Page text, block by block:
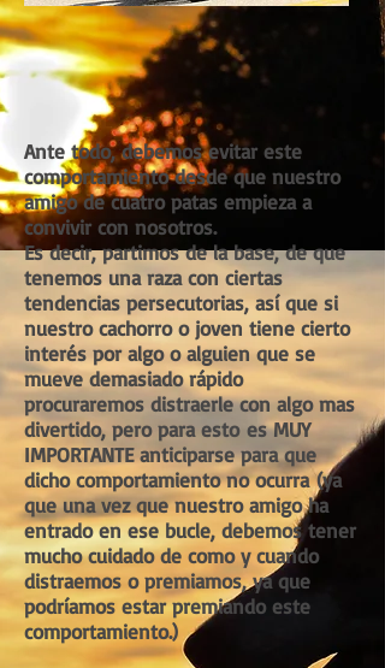
Ante todo, debemos evitar este
comportamiento desde que nuestro
amigo de cuatro patas empieza a
convivir con nosotros.
Es decir, partimos de la base, de que
tenemos una raza con ciertas
tendencias persecutorias, así que si
nuestro cachorro o joven tiene cierto
interés por algo o alguien que se
mueve demasiado rápido
procuraremos distraerle con algo mas
divertido, pero para esto es MUY
IMPORTANTE anticiparse para que
dicho comportamiento no ocurra (ya
que una vez que nuestro amigo ha
entrado en ese bucle, debemos tener
mucho cuidado de como y cuando
distraemos o premiamos, ya que
podríamos estar premiando este
comportamiento.)